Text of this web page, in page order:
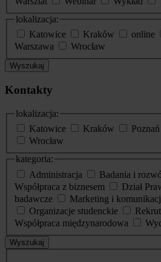
lokalizacja:
Katowice
Kraków online
Warszawa
Wrocław
Wyszukaj
Kontakty
lokalizacja:
Katowice
Kraków Poznań
Wrocław
kategoria:
Administracja
Badania i
Współpraca z biznesem
Dział
badawcze
Marketing i
Organizacje studenckie
Współpraca międzynarodowa
Wyszukaj